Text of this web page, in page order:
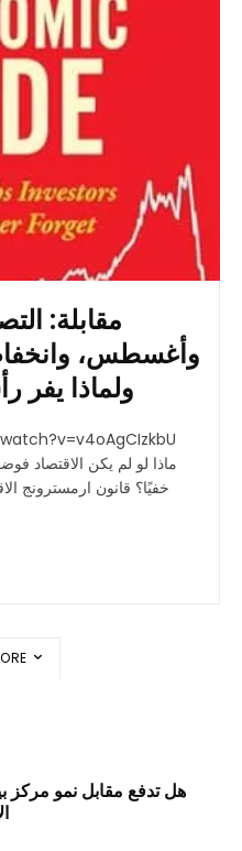
مقابلة:
وأغسطس،
ولماذا يفر
ماذا لو لم يكن الاقتصاد
خفيًا؟ قانون
هل تدفع مقابل نمو مركز